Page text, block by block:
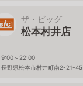
ザ・ビッグ
松本村井店
9:00～22:00
長野県松本市村井町南2-21-45